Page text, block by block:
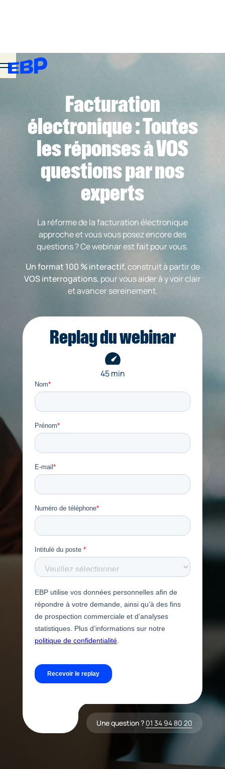
Facturation
électronique : Toutes
les réponses à VOS
questions par nos
experts
La réforme de la facturation électronique
approche et vous vous posez encore des
questions ? Ce webinar est fait pour vous.
Un format 100 % interactif,construit à partir de
VOS interrogations, pour vous aider à y voir clair
et avancer sereinement.
Replay du webinar
45 min
Une question ? 01 34 94 80 20